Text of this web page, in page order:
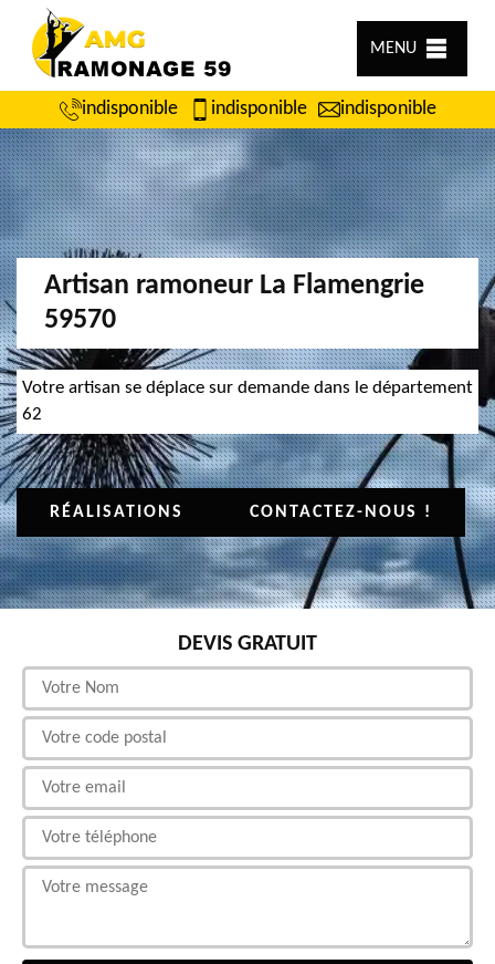
MENU
indisponible indisponible indisponible
Artisan ramoneur La Flamengrie
59570
Votre artisan se déplace sur demande dans le département
62
RÉALISATIONS CONTACTEZ-NOUS !
DEVIS GRATUIT